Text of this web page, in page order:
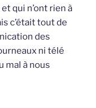
qui n’ont rien à
c’était tout de
des
ni télé
mal à nous